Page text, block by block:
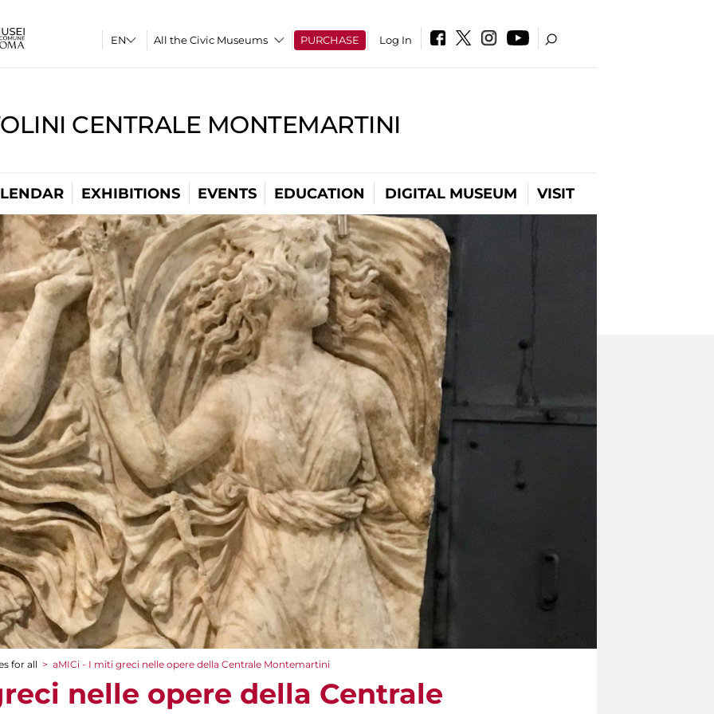
All the Civic Museums PURCHASE Log In
CENTRALE MONTEMARTINI
EXHIBITIONS EVENTS EDUCATION DIGITAL MUSEUM VISIT
for all > aMICi - I miti greci nelle opere della Centrale Montemartini
nelle opere della Centrale